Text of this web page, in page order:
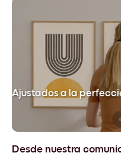
Ajustados a la
Desde nuestra